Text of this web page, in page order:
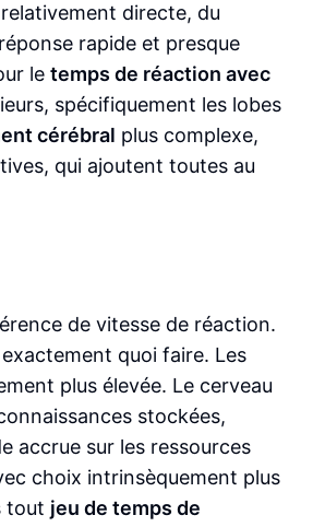
relativement directe, du
rapide et presque
le temps de réaction avec
spécifiquement les lobes
cérébral plus complexe,
qui ajoutent toutes au
de vitesse de réaction.
quoi faire. Les
plus élevée. Le cerveau
stockées,
accrue sur les ressources
choix intrinsèquement plus
tout jeu de temps de